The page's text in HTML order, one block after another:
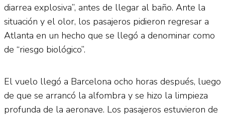
diarrea explosiva”, antes de llegar al baño. Ante la
situación y el olor, los pasajeros pidieron regresar a
Atlanta en un hecho que se llegó a denominar como
de “riesgo biológico”.
El vuelo llegó a Barcelona ocho horas después, luego
de que se arrancó la alfombra y se hizo la limpieza
profunda de la aeronave. Los pasajeros estuvieron de